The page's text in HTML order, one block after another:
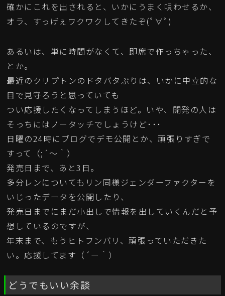
確かにこれを出されると、いかにうまく唄わせるか、
オラ、すっげぇワクワクしてきたぞ(ﾟ∀ﾟ)
あるいは、単に時間がなくて、即席で作っちゃった、
とか。
最近のクリプトンのドタバタぶりは、いかに中立的な
目で見守ろうと思っていても
つい応援したくなってしまうほど。いや、開発の人は
そっちにはノータッチでしょうけど･･･
日曜の24時にブログでデモ公開とか、頑張りすぎで
すって（;´～｀）
発売日まで、あと3日。
多分レンについてもリン同様ジェンダーファクターを
いじったデータを公開したり、
発売日までにまだ小出しで情報を出していくんだと予
想しているのですが、
年末まで、もうヒトフンバリ、頑張っていただきた
い。応援してます（´ー｀）
どうでもいい余談